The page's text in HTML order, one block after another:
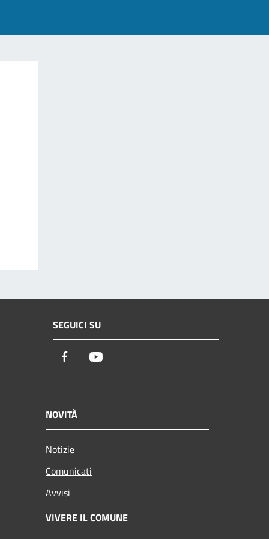
SEGUICI SU
Facebook
NOVITÀ
Notizie
Comunicati
Avvisi
VIVERE IL COMUNE